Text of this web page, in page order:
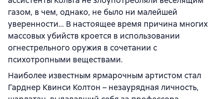
газом, в чем, однако, не было ни малейшей
уверенности… В настоящее время причина многих
массовых убийств кроется в использовании
огнестрельного оружия в сочетании с
психотропными веществами.
Наиболее известным ярмарочным артистом стал
Гарднер Квинси Колтон – незаурядная личность,